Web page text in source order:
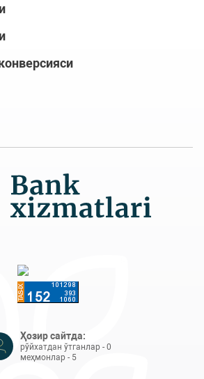
Ҳозир сайтда:
рўйхатдан ўтганлар - 0
меҳмонлар - 5